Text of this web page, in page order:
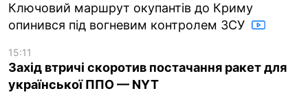
Ключовий маршрут окупантів до Криму
опинився під вогневим контролем ЗСУ
15:11
Захід втричі скоротив постачання ракет для
української ППО — NYT